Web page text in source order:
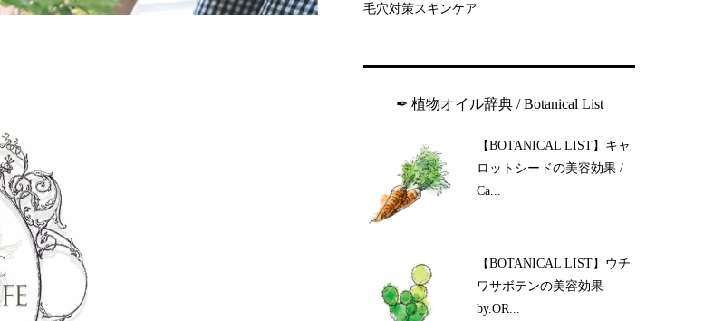
毛穴対策スキンケア
✒︎ 植物オイル辞典 / Botanical List
【BOTANICAL LIST】キャ
ロットシードの美容効果 /
Ca...
【BOTANICAL LIST】ウチ
ワサボテンの美容効果
by.OR...